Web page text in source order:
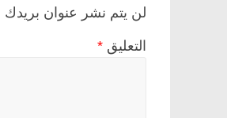
لن يتم نشر عنوان بريدك
التعليق *
26 يناير، 2026